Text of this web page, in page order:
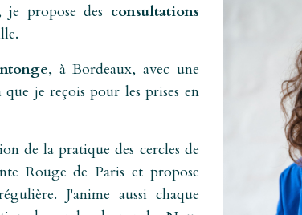
je propose des consultations
, à Bordeaux, avec une
je reçois pour les prises en
de la pratique des cercles de
Rouge de Paris et propose
J'anime aussi chaque